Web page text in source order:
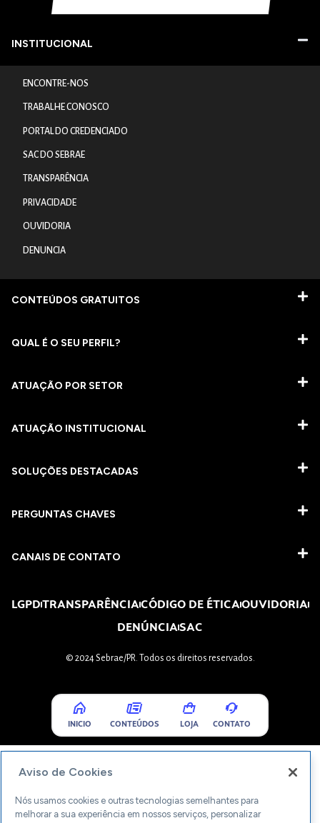
INSTITUCIONAL
ENCONTRE-NOS
TRABALHE CONOSCO
PORTAL DO CREDENCIADO
SAC DO SEBRAE
TRANSPARÊNCIA
PRIVACIDADE
OUVIDORIA
DENUNCIA
CONTEÚDOS GRATUITOS
QUAL É O SEU PERFIL?
ATUAÇÃO POR SETOR
ATUAÇÃO INSTITUCIONAL
SOLUÇÕES DESTACADAS
PERGUNTAS CHAVES​
CANAIS DE CONTATO
LGPDTRANSPARÊNCIACÓDIGO DE ÉTICAOUVIDORIA
DENÚNCIASAC
© 2024 Sebrae/PR. Todos os direitos reservados.
INICIO CONTEÚDOS LOJA CONTATO
Aviso de Cookies
Nós usamos cookies e outras tecnologias semelhantes para
melhorar a sua experiência em nossos serviços, personalizar